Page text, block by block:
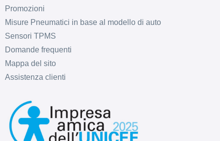
Promozioni
Misure Pneumatici in base al modello di auto
Sensori TPMS
Domande frequenti
Mappa del sito
Assistenza clienti